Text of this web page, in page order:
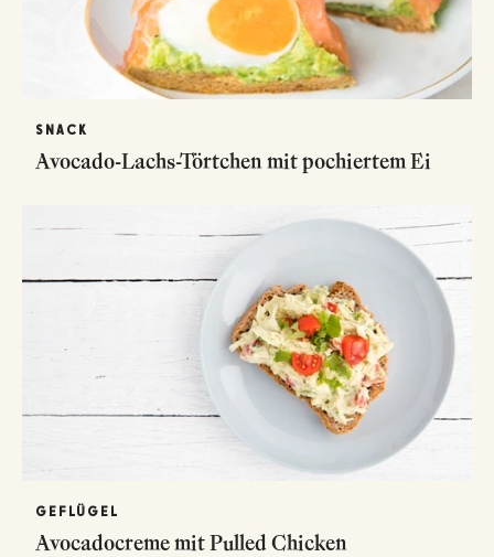
SNACK
Avocado-Lachs-Törtchen mit pochiertem Ei
GEFLÜGEL
Avocadocreme mit Pulled Chicken